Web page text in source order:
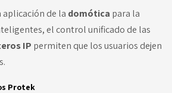
aplicación de la domótica para la
el control unificado de las
IP permiten que los usuarios dejen
Protek